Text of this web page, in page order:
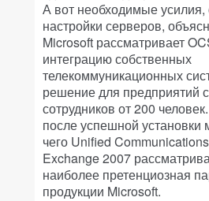
А вот необходимые усилия,
настройки серверов,
Microsoft рассматривает
интеграцию собственных
телекоммуникационных
решение для предприятий
сотрудников от 200
после успешной установки
чего Unified
Exchange 2007
наиболее претенциозная
продукции Microsoft.